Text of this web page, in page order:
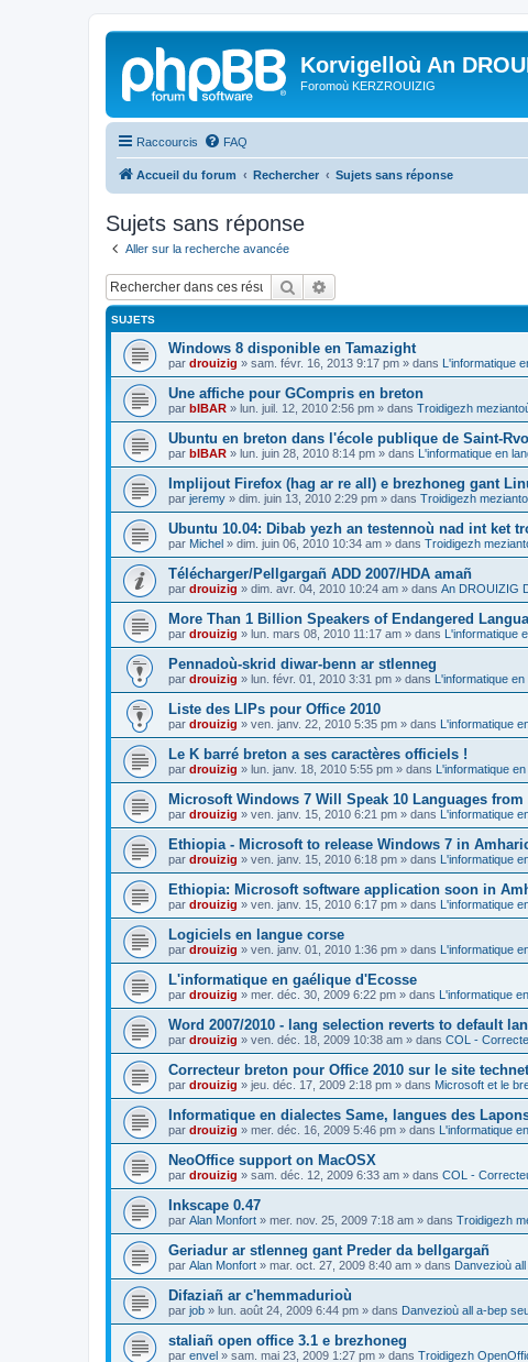
Korvigelloù An
Foromoù KERZROUIZIG
Raccourcis FAQ
Accueil du forum Rechercher Sujets sans réponse
Sujets sans réponse
Aller sur la recherche avancée
Rechercher
SUJETS
Windows 8 disponible en Tamazight
par drouizig » sam. févr. 16, 2013 9:17 pm » dans L'informatique
Une affiche pour GCompris en breton
par bIBAR » lun. juil. 12, 2010 2:56 pm » dans Troidigezh
Ubuntu en breton dans l'école publique de Saint-
par bIBAR » lun. juin 28, 2010 8:14 pm » dans L'informatique en
Implijout Firefox (hag ar re all) e brezhoneg gant
par jeremy » dim. juin 13, 2010 2:29 pm » dans Troidigezh
Ubuntu 10.04: Dibab yezh an testennoù nad int ket
par Michel » dim. juin 06, 2010 10:34 am » dans Troidigezh
Télécharger/Pellgargañ ADD 2007/HDA amañ
par drouizig » dim. avr. 04, 2010 10:24 am » dans An DROUIZIG
More Than 1 Billion Speakers of Endangered
par drouizig » lun. mars 08, 2010 11:17 am » dans L'informatique
Pennadoù-skrid diwar-benn ar stlenneg
par drouizig » lun. févr. 01, 2010 3:31 pm » dans L'informatique
Liste des LIPs pour Office 2010
par drouizig » ven. janv. 22, 2010 5:35 pm » dans L'informatique
Le K barré breton a ses caractères officiels !
par drouizig » lun. janv. 18, 2010 5:55 pm » dans L'informatique
Microsoft Windows 7 Will Speak 10 Languages from
par drouizig » ven. janv. 15, 2010 6:21 pm » dans L'informatique
Ethiopia - Microsoft to release Windows 7 in
par drouizig » ven. janv. 15, 2010 6:18 pm » dans L'informatique
Ethiopia: Microsoft software application soon in
par drouizig » ven. janv. 15, 2010 6:17 pm » dans L'informatique
Logiciels en langue corse
par drouizig » ven. janv. 01, 2010 1:36 pm » dans L'informatique
L'informatique en gaélique d'Ecosse
par drouizig » mer. déc. 30, 2009 6:22 pm » dans L'informatique
Word 2007/2010 - lang selection reverts to default
par drouizig » ven. déc. 18, 2009 10:38 am » dans COL -
Correcteur breton pour Office 2010 sur le site
par drouizig » jeu. déc. 17, 2009 2:18 pm » dans Microsoft et le
Informatique en dialectes Same, langues des
par drouizig » mer. déc. 16, 2009 5:46 pm » dans L'informatique
NeoOffice support on MacOSX
par drouizig » sam. déc. 12, 2009 6:33 am » dans COL -
Inkscape 0.47
par Alan Monfort » mer. nov. 25, 2009 7:18 am » dans Troidigezh
Geriadur ar stlenneg gant Preder da bellgargañ
par Alan Monfort » mar. oct. 27, 2009 8:40 am » dans Danvezioù
Difaziañ ar c'hemmadurioù
par job » lun. août 24, 2009 6:44 pm » dans Danvezioù all a-bep
staliañ open office 3.1 e brezhoneg
par envel » sam. mai 23, 2009 1:27 pm » dans Troidigezh